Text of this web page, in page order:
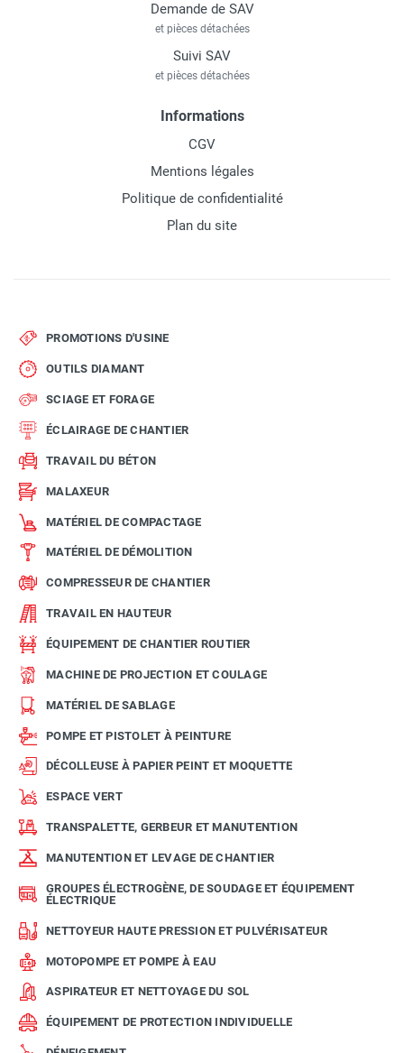
Demande de SAV
et pièces détachées
Suivi SAV
et pièces détachées
Informations
CGV
Mentions légales
Politique de confidentialité
Plan du site
PROMOTIONS D'USINE
OUTILS DIAMANT
SCIAGE ET FORAGE
ÉCLAIRAGE DE CHANTIER
TRAVAIL DU BÉTON
MALAXEUR
MATÉRIEL DE COMPACTAGE
MATÉRIEL DE DÉMOLITION
COMPRESSEUR DE CHANTIER
TRAVAIL EN HAUTEUR
ÉQUIPEMENT DE CHANTIER ROUTIER
MACHINE DE PROJECTION ET COULAGE
MATÉRIEL DE SABLAGE
POMPE ET PISTOLET À PEINTURE
DÉCOLLEUSE À PAPIER PEINT ET MOQUETTE
ESPACE VERT
TRANSPALETTE, GERBEUR ET MANUTENTION
MANUTENTION ET LEVAGE DE CHANTIER
GROUPES ÉLECTROGÈNE, DE SOUDAGE ET ÉQUIPEMENT
ÉLECTRIQUE
NETTOYEUR HAUTE PRESSION ET PULVÉRISATEUR
MOTOPOMPE ET POMPE À EAU
ASPIRATEUR ET NETTOYAGE DU SOL
ÉQUIPEMENT DE PROTECTION INDIVIDUELLE